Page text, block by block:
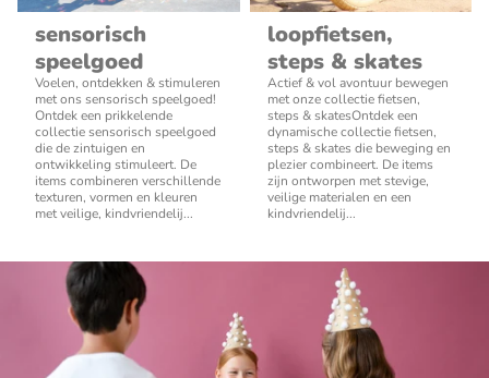
sensorisch
speelgoed
Voelen, ontdekken & stimuleren
met ons sensorisch speelgoed!
Ontdek een prikkelende
collectie sensorisch speelgoed
die de zintuigen en
ontwikkeling stimuleert. De
items combineren verschillende
texturen, vormen en kleuren
met veilige, kindvriendelij...
loopfietsen,
steps & skates
Actief & vol avontuur bewegen
met onze collectie fietsen,
steps & skatesOntdek een
dynamische collectie fietsen,
steps & skates die beweging en
plezier combineert. De items
zijn ontworpen met stevige,
veilige materialen en een
kindvriendelij...